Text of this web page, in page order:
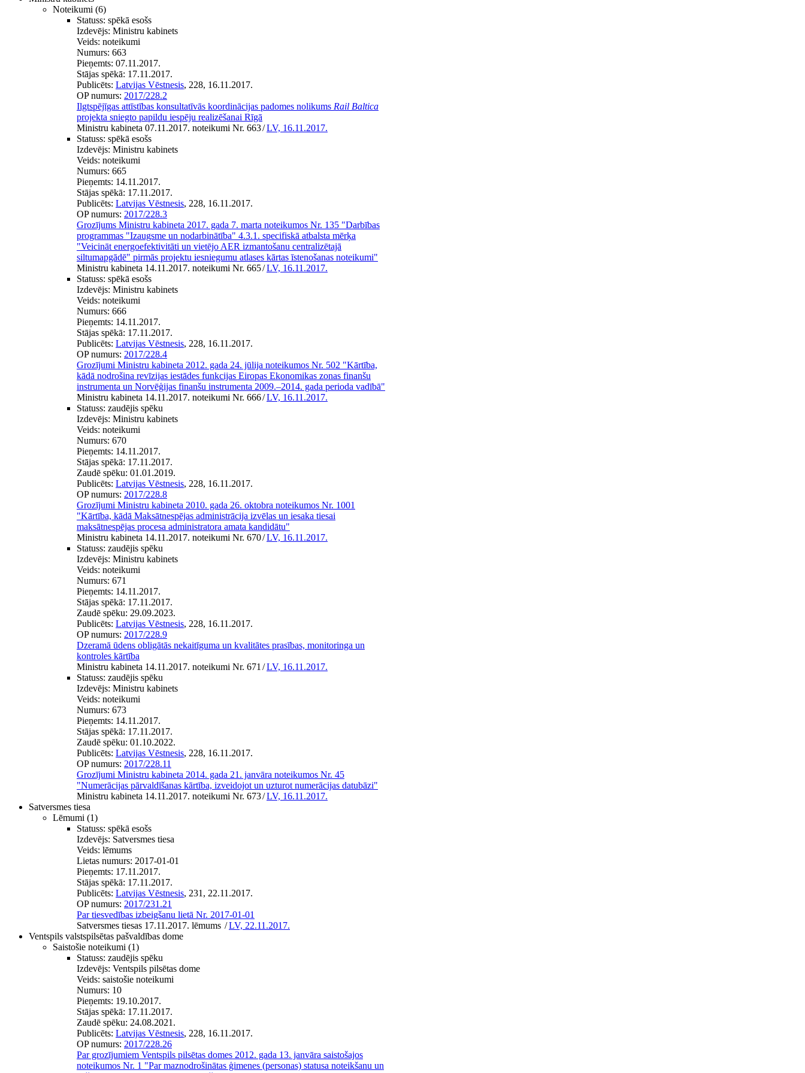
Noteikumi (6)
Statuss: spēkā esošs
Izdevējs: Ministru kabinets
Veids: noteikumi
Numurs: 663
Pieņemts: 07.11.2017.
Stājas spēkā: 17.11.2017.
Publicēts: Latvijas Vēstnesis, 228, 16.11.2017.
OP numurs: 2017/228.2
Ilgtspējīgas attīstības konsultatīvās koordinācijas padomes nolikums Rail Baltica
projekta sniegto papildu iespēju realizēšanai Rīgā
Ministru kabineta 07.11.2017. noteikumi Nr. 663/LV, 16.11.2017.
Statuss: spēkā esošs
Izdevējs: Ministru kabinets
Veids: noteikumi
Numurs: 665
Pieņemts: 14.11.2017.
Stājas spēkā: 17.11.2017.
Publicēts: Latvijas Vēstnesis, 228, 16.11.2017.
OP numurs: 2017/228.3
Grozījums Ministru kabineta 2017. gada 7. marta noteikumos Nr. 135 "Darbības
programmas "Izaugsme un nodarbinātība" 4.3.1. specifiskā atbalsta mērķa
"Veicināt energoefektivitāti un vietējo AER izmantošanu centralizētajā
siltumapgādē" pirmās projektu iesniegumu atlases kārtas īstenošanas noteikumi"
Ministru kabineta 14.11.2017. noteikumi Nr. 665/LV, 16.11.2017.
Statuss: spēkā esošs
Izdevējs: Ministru kabinets
Veids: noteikumi
Numurs: 666
Pieņemts: 14.11.2017.
Stājas spēkā: 17.11.2017.
Publicēts: Latvijas Vēstnesis, 228, 16.11.2017.
OP numurs: 2017/228.4
Grozījumi Ministru kabineta 2012. gada 24. jūlija noteikumos Nr. 502 "Kārtība,
kādā nodrošina revīzijas iestādes funkcijas Eiropas Ekonomikas zonas finanšu
instrumenta un Norvēģijas finanšu instrumenta 2009.–2014. gada perioda vadībā"
Ministru kabineta 14.11.2017. noteikumi Nr. 666/LV, 16.11.2017.
Statuss: zaudējis spēku
Izdevējs: Ministru kabinets
Veids: noteikumi
Numurs: 670
Pieņemts: 14.11.2017.
Stājas spēkā: 17.11.2017.
Zaudē spēku: 01.01.2019.
Publicēts: Latvijas Vēstnesis, 228, 16.11.2017.
OP numurs: 2017/228.8
Grozījumi Ministru kabineta 2010. gada 26. oktobra noteikumos Nr. 1001
"Kārtība, kādā Maksātnespējas administrācija izvēlas un iesaka tiesai
maksātnespējas procesa administratora amata kandidātu"
Ministru kabineta 14.11.2017. noteikumi Nr. 670/LV, 16.11.2017.
Statuss: zaudējis spēku
Izdevējs: Ministru kabinets
Veids: noteikumi
Numurs: 671
Pieņemts: 14.11.2017.
Stājas spēkā: 17.11.2017.
Zaudē spēku: 29.09.2023.
Publicēts: Latvijas Vēstnesis, 228, 16.11.2017.
OP numurs: 2017/228.9
Dzeramā ūdens obligātās nekaitīguma un kvalitātes prasības, monitoringa un
kontroles kārtība
Ministru kabineta 14.11.2017. noteikumi Nr. 671 /LV, 16.11.2017.
Statuss: zaudējis spēku
Izdevējs: Ministru kabinets
Veids: noteikumi
Numurs: 673
Pieņemts: 14.11.2017.
Stājas spēkā: 17.11.2017.
Zaudē spēku: 01.10.2022.
Publicēts: Latvijas Vēstnesis, 228, 16.11.2017.
OP numurs: 2017/228.11
Grozījumi Ministru kabineta 2014. gada 21. janvāra noteikumos Nr. 45
"Numerācijas pārvaldīšanas kārtība, izveidojot un uzturot numerācijas datubāzi"
Ministru kabineta 14.11.2017. noteikumi Nr. 673/LV, 16.11.2017.
Satversmes tiesa
Lēmumi (1)
Statuss: spēkā esošs
Izdevējs: Satversmes tiesa
Veids: lēmums
Lietas numurs: 2017-01-01
Pieņemts: 17.11.2017.
Stājas spēkā: 17.11.2017.
Publicēts: Latvijas Vēstnesis, 231, 22.11.2017.
OP numurs: 2017/231.21
Par tiesvedības izbeigšanu lietā Nr. 2017-01-01
Satversmes tiesas 17.11.2017. lēmums /LV, 22.11.2017.
Ventspils valstspilsētas pašvaldības dome
Saistošie noteikumi (1)
Statuss: zaudējis spēku
Izdevējs: Ventspils pilsētas dome
Veids: saistošie noteikumi
Numurs: 10
Pieņemts: 19.10.2017.
Stājas spēkā: 17.11.2017.
Zaudē spēku: 24.08.2021.
Publicēts: Latvijas Vēstnesis, 228, 16.11.2017.
OP numurs: 2017/228.26
Par grozījumiem Ventspils pilsētas domes 2012. gada 13. janvāra saistošajos
noteikumos Nr. 1 "Par maznodrošinātas ģimenes (personas) statusa noteikšanu un